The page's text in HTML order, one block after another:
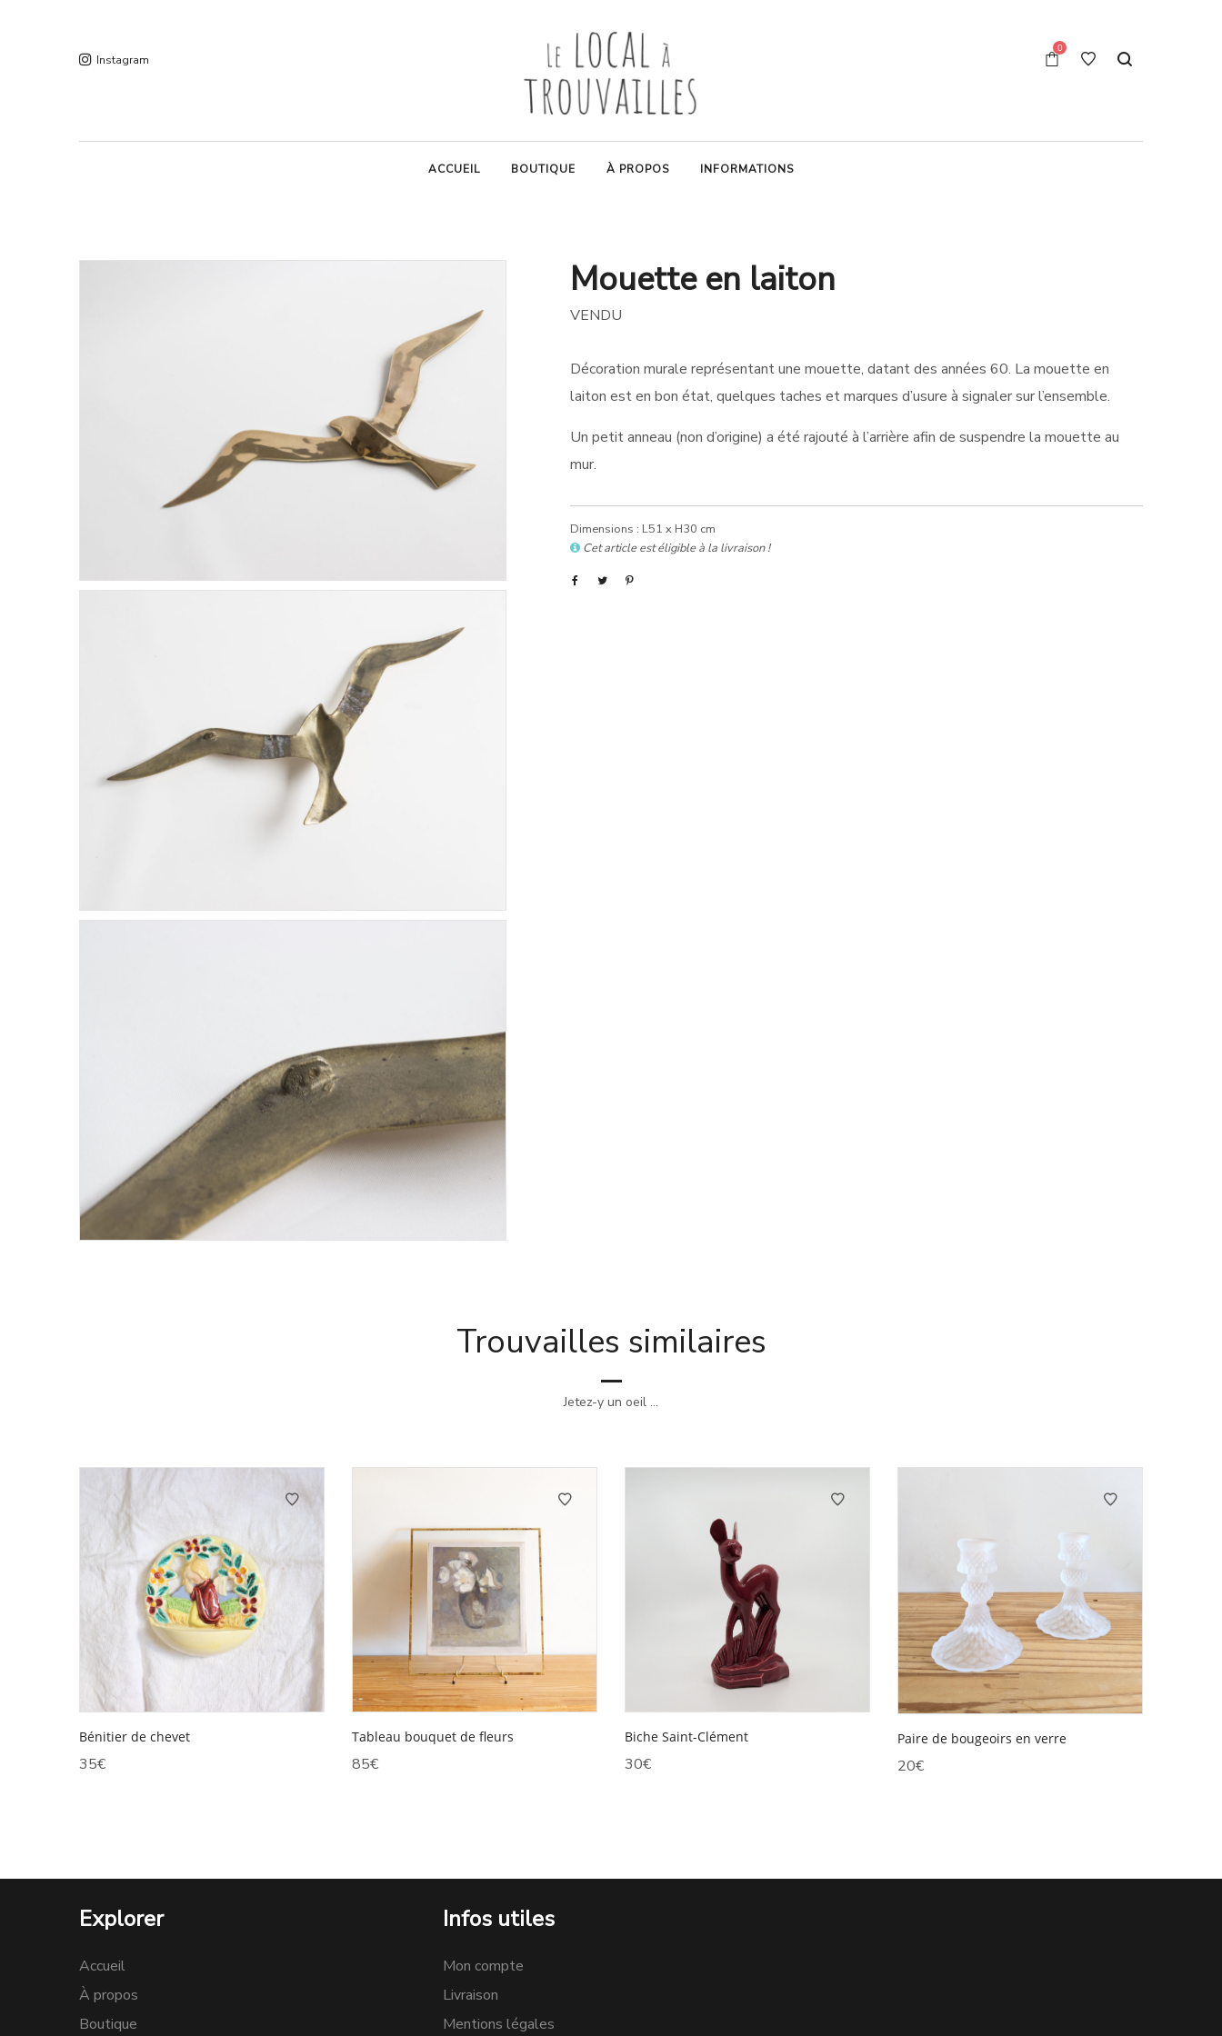
Instagram
0
ACCUEIL BOUTIQUE À PROPOS INFORMATIONS
Mouette en laiton
VENDU
Décoration murale représentant une mouette, datant des années 60. La mouette en
laiton est en bon état, quelques taches et marques d’usure à signaler sur l’ensemble.
Un petit anneau (non d’origine) a été rajouté à l’arrière afin de suspendre la mouette au
mur.
Dimensions : L51 x H30 cm
Cet article est éligible à la livraison !
Trouvailles similaires
Jetez-y un oeil ...
Bénitier de chevet
35€
Tableau bouquet de fleurs
85€
Biche Saint-Clément
30€
Paire de bougeoirs en verre
20€
Explorer
Accueil
À propos
Boutique
Infos utiles
Mon compte
Livraison
Mentions légales